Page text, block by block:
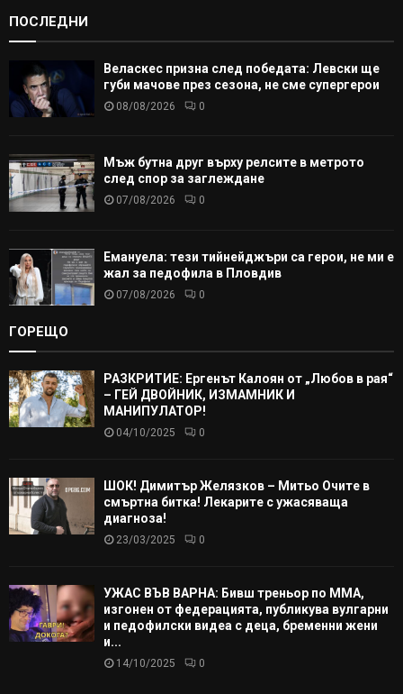
ПОСЛЕДНИ
Веласкес призна след победата: Левски ще
губи мачове през сезона, не сме супергерои
08/08/2026 0
Мъж бутна друг върху релсите в метрото
след спор за заглеждане
07/08/2026 0
Емануела: тези тийнейджъри са герои, не ми е
жал за педофила в Пловдив
07/08/2026 0
ГОРЕЩО
РАЗКРИТИЕ: Ергенът Калоян от „Любов в рая“
– ГЕЙ ДВОЙНИК, ИЗМАМНИК И
МАНИПУЛАТОР!
04/10/2025 0
ШОК! Димитър Желязков – Митьо Очите в
смъртна битка! Лекарите с ужасяваща
диагноза!
23/03/2025 0
УЖАС ВЪВ ВАРНА: Бивш треньор по ММА,
изгонен от федерацията, публикува вулгарни
и педофилски видеа с деца, бременни жени
и...
14/10/2025 0